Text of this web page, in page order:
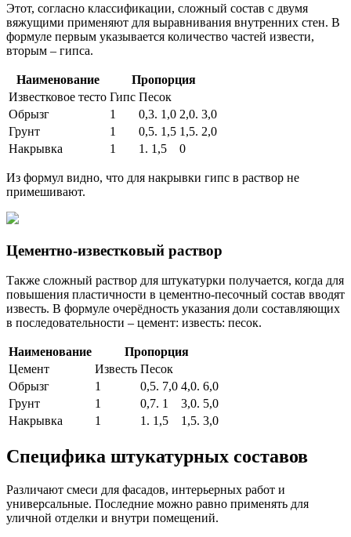
Этот, согласно классификации, сложный состав с двумя
вяжущими применяют для выравнивания внутренних стен. В
формуле первым указывается количество частей извести,
вторым – гипса.
Наименование
Пропорция
Известковое тесто Гипс Песок
Обрызг
1 0,3. 1,0 2,0. 3,0
Грунт
1 0,5. 1,5 1,5. 2,0
Накрывка
1 1. 1,5 0
Из формул видно, что для накрывки гипс в раствор не
примешивают.
Цементно-известковый раствор
Также сложный раствор для штукатурки получается, когда для
повышения пластичности в цементно-песочный состав вводят
известь. В формуле очерёдность указания доли составляющих
в последовательности – цемент: известь: песок.
Наименование
Пропорция
Цемент
Известь Песок
Обрызг
1 0,5. 7,0 4,0. 6,0
Грунт
1 0,7. 1
3,0. 5,0
Накрывка
1 1. 1,5 1,5. 3,0
Специфика штукатурных составов
Различают смеси для фасадов, интерьерных работ и
универсальные. Последние можно равно применять для
уличной отделки и внутри помещений.